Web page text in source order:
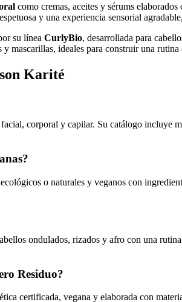
como cremas, aceites y sérums
y una experiencia sensorial
su línea CurlyBio, desarrollada para
mascarillas, ideales para construir una
Karité
corporal y capilar. Su catálogo incluye
o naturales y veganos con
ondulados, rizados y afro con una
Residuo?
certificada, vegana y elaborada con